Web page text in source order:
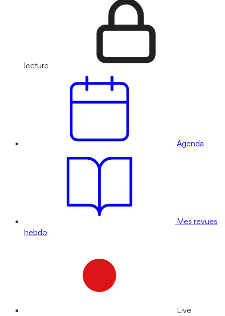
lecture
Agenda
Mes revues
hebdo
Live